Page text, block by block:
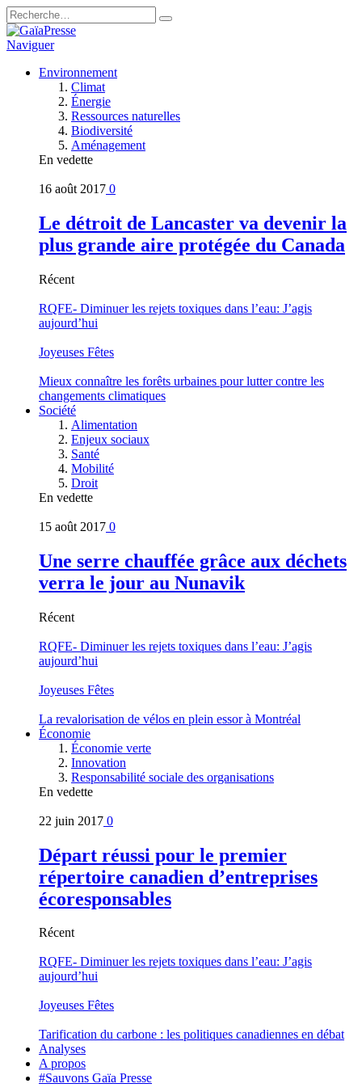
Naviguer
Environnement
Climat
Énergie
Ressources naturelles
Biodiversité
Aménagement
En vedette
16 août 2017 0
Le détroit de Lancaster va devenir la
plus grande aire protégée du Canada
Récent
RQFE- Diminuer les rejets toxiques dans l’eau: J’agis
aujourd’hui
Joyeuses Fêtes
Mieux connaître les forêts urbaines pour lutter contre les
changements climatiques
Société
Alimentation
Enjeux sociaux
Santé
Mobilité
Droit
En vedette
15 août 2017 0
Une serre chauffée grâce aux déchets
verra le jour au Nunavik
Récent
RQFE- Diminuer les rejets toxiques dans l’eau: J’agis
aujourd’hui
Joyeuses Fêtes
La revalorisation de vélos en plein essor à Montréal
Économie
Économie verte
Innovation
Responsabilité sociale des organisations
En vedette
22 juin 2017 0
Départ réussi pour le premier
répertoire canadien d’entreprises
écoresponsables
Récent
RQFE- Diminuer les rejets toxiques dans l’eau: J’agis
aujourd’hui
Joyeuses Fêtes
Tarification du carbone : les politiques canadiennes en débat
Analyses
A propos
#Sauvons Gaïa Presse